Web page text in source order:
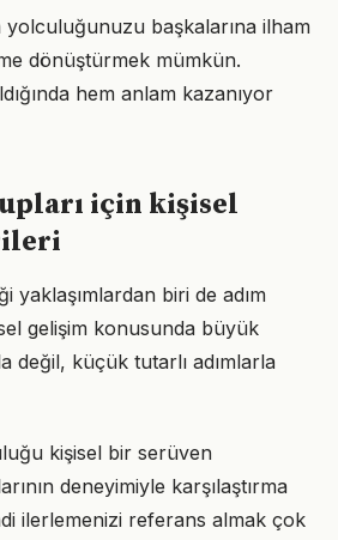
yolculuğunuzu başkalarına ilham
dönüştürmek mümkün.
hem anlam kazanıyor
için kişisel
yaklaşımlardan biri de adım
gelişim konusunda büyük
değil, küçük tutarlı adımlarla
kişisel bir serüven
deneyimiyle karşılaştırma
ilerlemenizi referans almak çok